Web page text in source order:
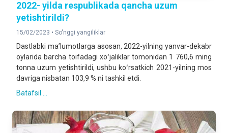
2022- yilda respublikada qancha uzum
yetishtirildi?
15/02/2023 • So'nggi yangiliklar
Dastlabki maʼlumotlarga asosan, 2022-yilning yanvar-dekabr
oylarida barcha toifadagi xoʻjaliklar tomonidan 1 760,6 ming
tonna uzum yetishtirildi, ushbu koʻrsatkich 2021-yilning mos
davriga nisbatan 103,9 % ni tashkil etdi.
Batafsil ...